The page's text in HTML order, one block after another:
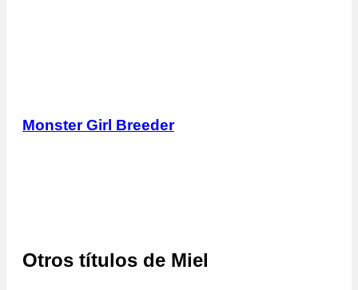
Monster Girl Breeder
Otros títulos de Miel